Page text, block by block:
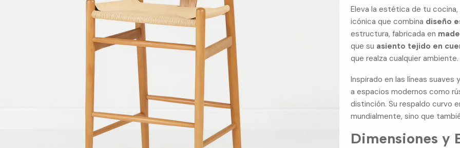
Eleva la estética de tu
icónica que combina diseño
estructura, fabricada en
que su asiento tejido en
que realza cualquier ambiente.
Inspirado en las líneas
a espacios modernos como
distinción. Su respaldo curvo
mundialmente, sino que
Dimensiones y